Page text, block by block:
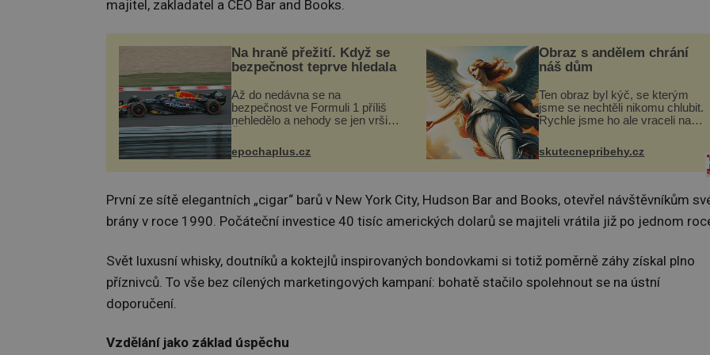
majitel, zakladatel a CEO Bar and Books.
Na hraně přežití. Když se
bezpečnost teprve hledala
Až do nedávna se na
bezpečnost ve Formuli 1 příliš
nehledělo a nehody se jen vršily.
kůži, často s trvalými následky
nebo bohužel i ztrátou života.
Dnes nepochopiteln...
epochaplus.cz
Obraz s andělem chrání
náš dům
Ten obraz byl kýč, se kterým
jsme se nechtěli nikomu chlubit.
Rychle jsme ho ale vraceli na
Vaškem jsme si pořídili
chaloupku, takový domek na
severu Čech, kde jsme si
skutecnepribehy.cz
První ze sítě elegantních „cigar“ barů v New York City, Hudson Bar and Books, otevřel návštěvníkům
brány v roce 1990. Počáteční investice 40 tisíc amerických dolarů se majiteli vrátila již po jednom
Svět luxusní whisky, doutníků a koktejlů inspirovaných bondovkami si totiž poměrně záhy získal plno
příznivců. To vše bez cílených marketingových kampaní: bohatě stačilo spolehnout se na ústní
doporučení.
Vzdělání jako základ úspěchu